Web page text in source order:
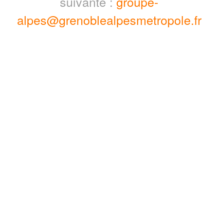
alpes@grenoblealpesmetropole.fr